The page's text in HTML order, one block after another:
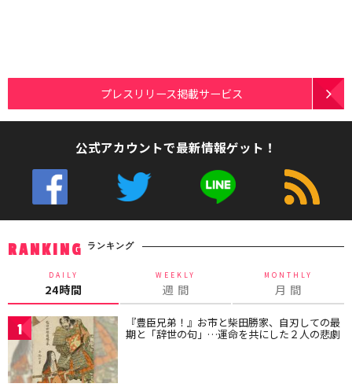
プレスリリース掲載サービス
公式アカウントで最新情報ゲット！
RANKING ランキング
DAILY
24時間
WEEKLY
週 間
MONTHLY
月 間
1 『豊臣兄弟！』お市と柴田勝家、自刃しての最
期と「辞世の句」…運命を共にした２人の悲劇